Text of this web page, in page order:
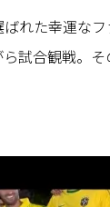
れた幸運な
試合観戦。